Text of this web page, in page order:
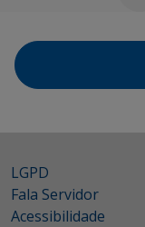
LGPD
Fala Servidor
Acessibilidade